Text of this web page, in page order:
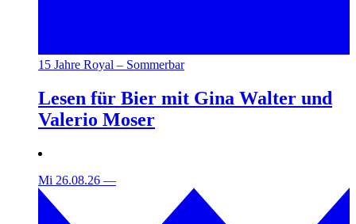
15 Jahre Royal – Sommerbar
Lesen für Bier mit Gina Walter und
Valerio Moser
Mi 26.08.26 —